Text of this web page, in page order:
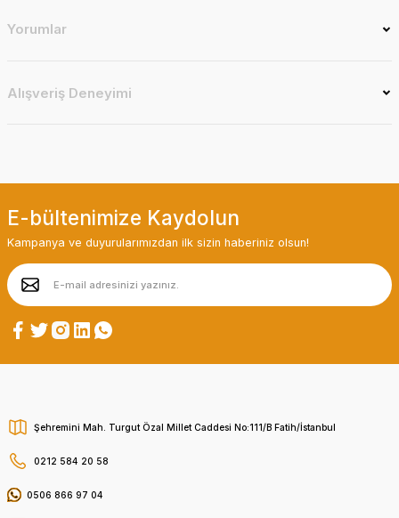
Yorumlar
Alışveriş Deneyimi
E-bültenimize Kaydolun
Kampanya ve duyurularımızdan ilk sizin haberiniz olsun!
Şehremini Mah. Turgut Özal Millet Caddesi No:111/B Fatih/İstanbul
0212 584 20 58
0506 866 97 04